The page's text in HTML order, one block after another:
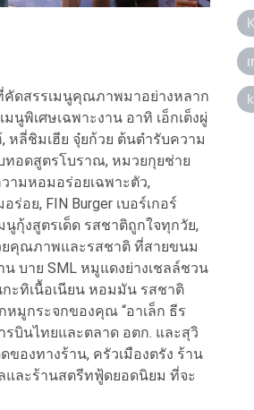
ดสรรเมนูคุณภาพมาอย่างหลาก
พิเศษเฉพาะงาน อาทิ เอ็กเต็งผู่
ลี่ชิมเฮีย จุ๋ยก้วย ต้นตำรับความ
ทอดสูตรโบราณ, หมวยกุยช่าย
มหอมอร่อยเฉพาะตัว,
อย, FIN Burger เบอร์เกอร์
นูกุ้งสูตรเด็ด รสชาติถูกใจทุกวัย,
วยคุณภาพและรสชาติ ที่สายขนม
บาย SML หมูแดงย่างเชลล์ชวน
ะทิเนื้อเนียน หอมมัน รสชาติ
หมูกระจกของคุณ “อาเล็ก ธีร
รบินไทยและตลาด อตก. และสุวิ
องทางร้าน, ครัวเมืองตรัง ร้าน
และร้านสตรีทฟู้ดยอดนิยม ที่จะ